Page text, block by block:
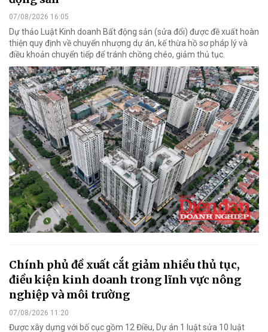
07/08/2026 16:05
Dự thảo Luật Kinh doanh Bất động sản (sửa đổi) được đề xuất hoàn
thiện quy định về chuyển nhượng dự án, kế thừa hồ sơ pháp lý và
điều khoản chuyển tiếp để tránh chồng chéo, giảm thủ tục.
Chính phủ đề xuất cắt giảm nhiều thủ tục,
điều kiện kinh doanh trong lĩnh vực nông
nghiệp và môi trường
07/08/2026 11:20
Được xây dựng với bố cục gồm 12 Điều, Dự án 1 luật sửa 10 luật